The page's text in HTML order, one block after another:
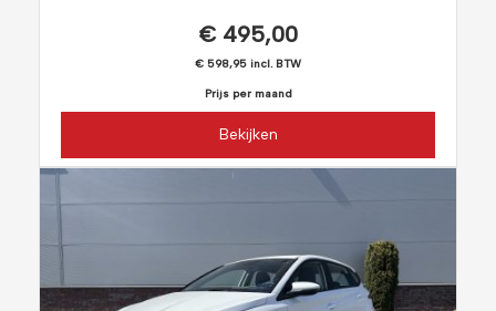
€ 495,00
€ 598,95 incl. BTW
Prijs per maand
Bekijken